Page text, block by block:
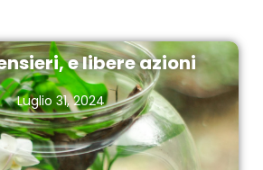
Luglio 31, 2024
e libere azioni